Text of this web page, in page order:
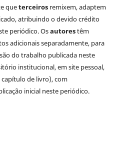
queterceirosremixem, adaptem
atribuindo o devido crédito
periódico. Osautorestêm
adicionais separadamente, para
do trabalho publicada neste
institucional, em site pessoal,
de livro), com
inicial neste periódico.